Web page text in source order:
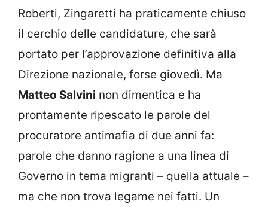
Roberti, Zingaretti ha praticamente chiuso
il cerchio delle candidature, che sarà
portato per l’approvazione definitiva alla
Direzione nazionale, forse giovedì. Ma
Matteo Salvini non dimentica e ha
prontamente ripescato le parole del
procuratore antimafia di due anni fa:
parole che danno ragione a una linea di
Governo in tema migranti – quella attuale –
ma che non trova legame nei fatti. Un